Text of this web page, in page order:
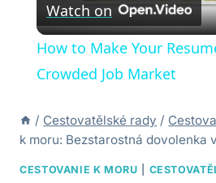
Watch on
How to Make Your
Crowded Job Market
/ Cestovatělské rady /
k moru: Bezstarostná dovolenka
CESTOVANIE K MORU